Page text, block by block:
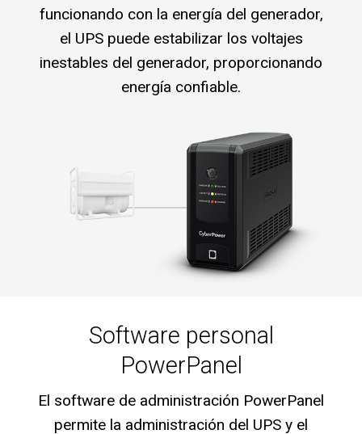
funcionando con la energía del generador,
el UPS puede estabilizar los voltajes
inestables del generador, proporcionando
energía confiable.
Software personal
PowerPanel
El software de administración PowerPanel
permite la administración del UPS y el